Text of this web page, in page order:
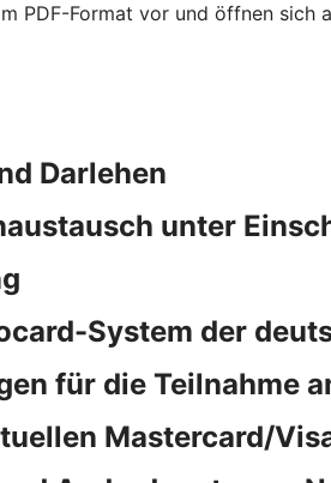
PDF-Format vor und öffnen sich
Darlehen
unter
System der
für die Teilnahme
Mastercard/